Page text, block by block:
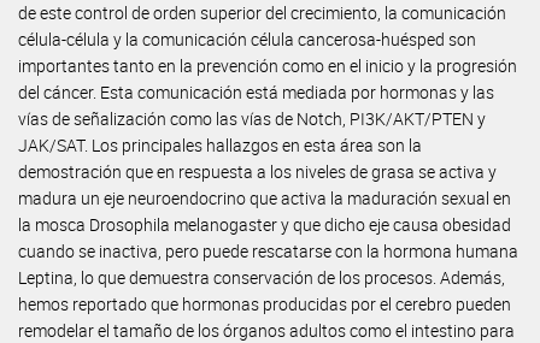
de este control de orden superior del crecimiento, la comunicación
célula-célula y la comunicación célula cancerosa-huésped son
importantes tanto en la prevención como en el inicio y la progresión
del cáncer. Esta comunicación está mediada por hormonas y las
vías de señalización como las vías de Notch, PI3K/AKT/PTEN y
JAK/SAT. Los principales hallazgos en esta área son la
demostración que en respuesta a los niveles de grasa se activa y
madura un eje neuroendocrino que activa la maduración sexual en
la mosca Drosophila melanogaster y que dicho eje causa obesidad
cuando se inactiva, pero puede rescatarse con la hormona humana
Leptina, lo que demuestra conservación de los procesos. Además,
hemos reportado que hormonas producidas por el cerebro pueden
remodelar el tamaño de los órganos adultos como el intestino para